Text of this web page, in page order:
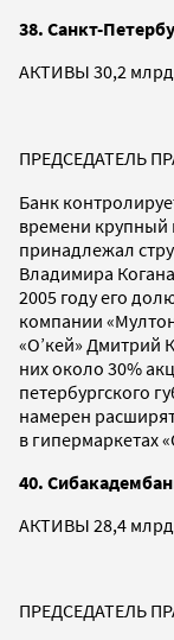
38. Санкт-
АКТИВЫ 30,2
ПРЕДСЕДАТЕЛЬ
Банк
времени крупный
принадлежал
Владимира
2005 году его
компании
«О’кей» Дмитрий
них около 30%
петербургского
намерен
в гипермаркетах
40.
АКТИВЫ 28,4
ПРЕДСЕДАТЕЛЬ